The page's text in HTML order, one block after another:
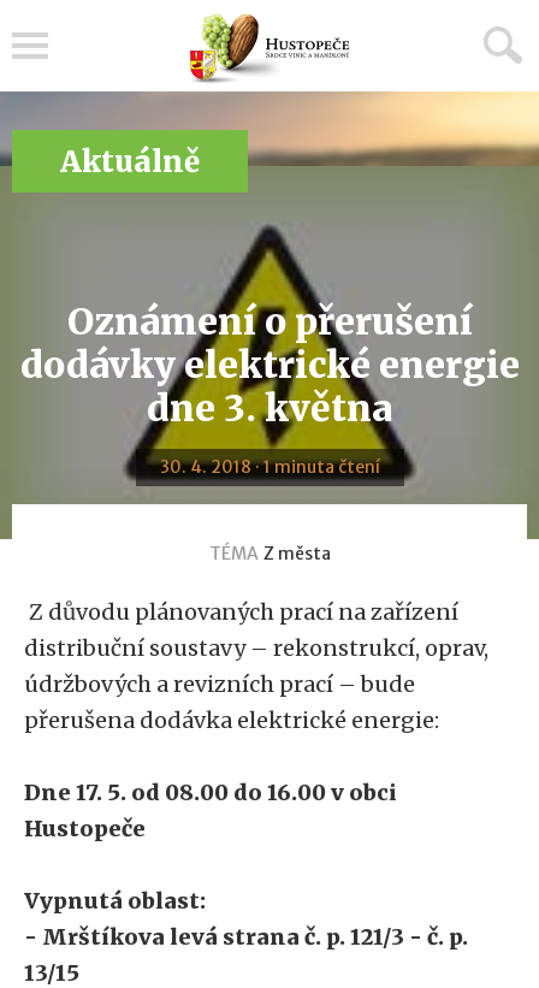
Aktuálně
Oznámení o přerušení
dodávky elektrické energie
dne 3. května
30. 4. 2018 · 1 minuta čtení
TÉMA Z města
Z důvodu plánovaných prací na zařízení
distribuční soustavy – rekonstrukcí, oprav,
údržbových a revizních prací – bude
přerušena dodávka elektrické energie:
Dne 17. 5. od 08.00 do 16.00 v obci
Hustopeče
Vypnutá oblast:
- Mrštíkova levá strana č. p. 121/3 - č. p.
13/15